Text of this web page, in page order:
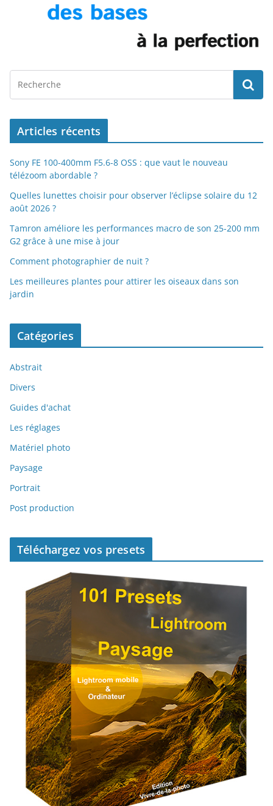
Articles récents
Sony FE 100-400mm F5.6-8 OSS : que vaut le nouveau
télézoom abordable ?
Quelles lunettes choisir pour observer l’éclipse solaire du 12
août 2026 ?
Tamron améliore les performances macro de son 25-200 mm
G2 grâce à une mise à jour
Comment photographier de nuit ?
Les meilleures plantes pour attirer les oiseaux dans son
jardin
Catégories
Abstrait
Divers
Guides d'achat
Les réglages
Matériel photo
Paysage
Portrait
Post production
Téléchargez vos presets